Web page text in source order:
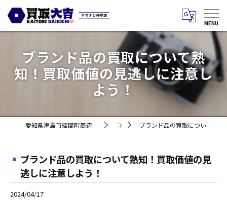
ブランド品の買取について熟
知！買取価値の見逃しに注意し
よう！
愛知県津島市蛭間町周辺のお買取りなら買取大吉 ヤマナカ神守店 コラム ブランド品の買取について熟知！買取価値の見逃しに注意しよう！
ブランド品の買取について熟知！買取価値の見
逃しに注意しよう！
2024/04/17